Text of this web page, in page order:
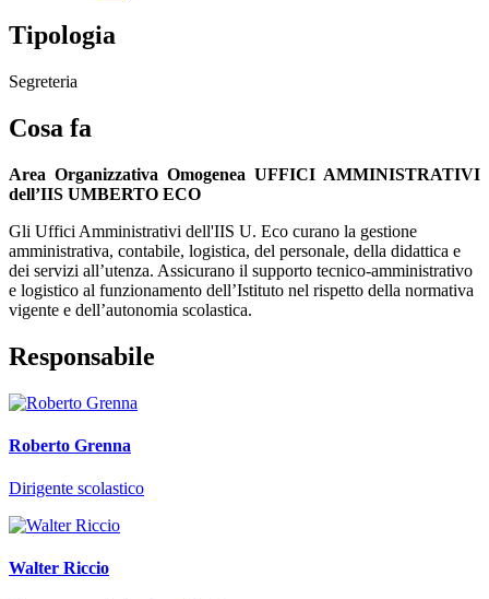
Tipologia
Segreteria
Cosa fa
Area Organizzativa Omogenea UFFICI AMMINISTRATIVI
dell’IIS UMBERTO ECO
Gli Uffici Amministrativi dell'IIS U. Eco curano la gestione
amministrativa, contabile, logistica, del personale, della didattica e
dei servizi all’utenza. Assicurano il supporto tecnico-amministrativo
e logistico al funzionamento dell’Istituto nel rispetto della normativa
vigente e dell’autonomia scolastica.
Responsabile
Roberto Grenna
Dirigente scolastico
Walter Riccio